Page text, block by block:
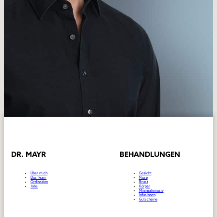
ist perfekt. Was mir auch sehr gefallen hat, dass er eher auf
Mehr gibt es nicht zu sagen! :)
Von einem DocFinder Nutzer vor einem Monat
DR. MAYR
Über mich
Das Team
Ordination
Jobs
BEHANDLUNGEN
Gesicht
Nase
Brust
Körper
Minimalinvasiv
Infusionen
Gutscheine